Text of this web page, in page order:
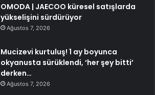
OMODA | JAECOO küresel satışlarda
yükselişini sürdürüyor
Ağustos 7, 2026
Mucizevi kurtuluş! 1 ay boyunca
okyanusta sürüklendi, ‘her şey bitti’
derken…
Ağustos 7, 2026